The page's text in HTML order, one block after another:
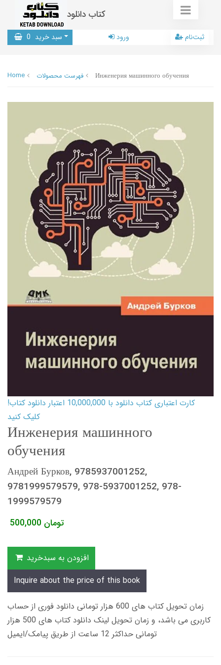
کتاب دانلود
سبد خرید 0 ورود ثبت‌نام
Home فهرست محصولات Инженерия машинного обучения
کارت اعتباری کتاب دانلود با 10,000,000 اعتبار دانلود کتاب!
کلیک کنید
Инженерия машинного
обучения
Андрей Бурков, 9785937001252,
9781999579579, 978-5937001252, 978-
1999579579
500,000 تومان
افزودن به سبدخرید
Inquire about the price of this book
زمان تحویل کتاب های 600 هزار تومانی دانلود فوری از حساب
کاربری می باشد، و زمان تحویل لینک دانلود کتاب های 500 هزار
تومانی حداکثر 12 ساعت از طریق پیامک/ایمیل